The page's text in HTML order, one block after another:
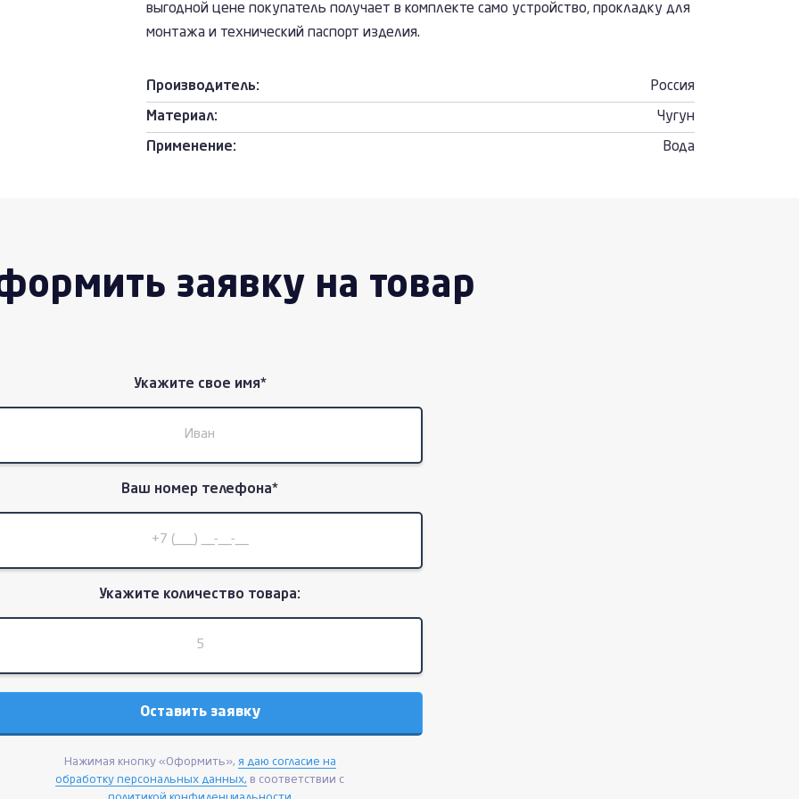
выгодной цене покупатель получает в комплекте само устройство, прокладку для
монтажа и технический паспорт изделия.
Производитель: Россия
Материал: Чугун
Применение: Вода
заявку на товар
Укажите свое имя*
Ваш номер телефона*
Укажите количество товара:
Нажимая кнопку «Оформить», я даю согласие на
обработку персональных данных, в соответствии с